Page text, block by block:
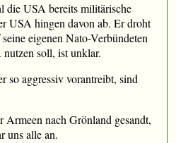
die USA bereits militärische
USA hingen davon ab. Er droht
eigenen Nato-Verbündeten
soll, ist unklar.
so aggressiv vorantreibt, sind
Armeen nach Grönland gesandt,
uns alle an.